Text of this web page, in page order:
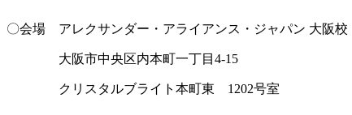
〇会場 アレクサンダー・アライアンス・ジャパン 大阪校
大阪市中央区内本町一丁目4-15
クリスタルブライト本町東 1202号室